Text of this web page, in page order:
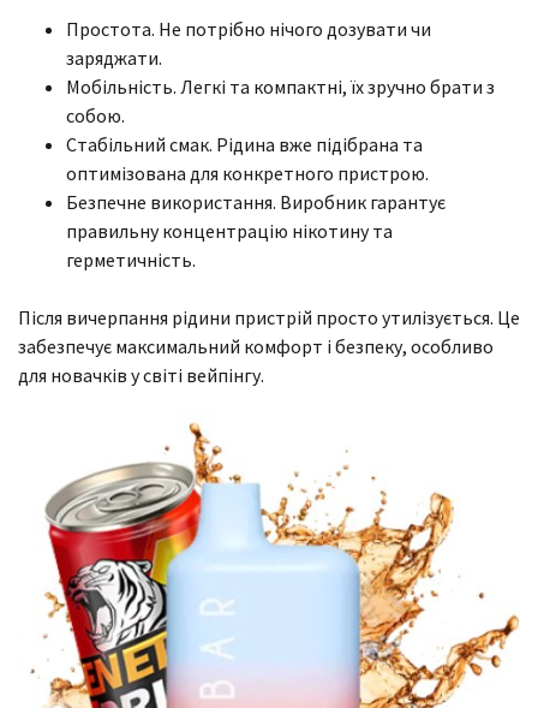
Простота. Не потрібно нічого дозувати чи
заряджати.
Мобільність. Легкі та компактні, їх зручно брати з
собою.
Стабільний смак. Рідина вже підібрана та
оптимізована для конкретного пристрою.
Безпечне використання. Виробник гарантує
правильну концентрацію нікотину та
герметичність.
Після вичерпання рідини пристрій просто утилізується. Це
забезпечує максимальний комфорт і безпеку, особливо
для новачків у світі вейпінгу.